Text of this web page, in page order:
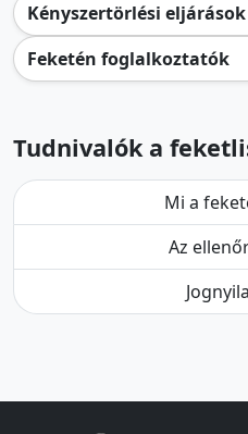
Kényszertörlési eljárások
Feketén foglalkoztatók
Tudnivalók a
Mi a
Az